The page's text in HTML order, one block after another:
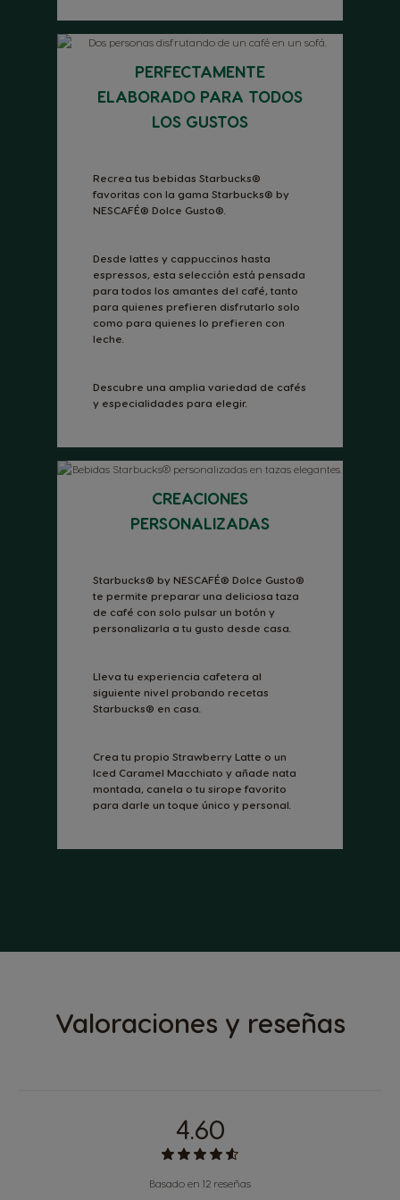
PERFECTAMENTE
ELABORADO PARA TODOS
LOS GUSTOS
Recrea tus bebidas Starbucks®
favoritas con la gama Starbucks® by
NESCAFÉ® Dolce Gusto®.
Desde lattes y cappuccinos hasta
espressos, esta selección está pensada
para todos los amantes del café, tanto
para quienes prefieren disfrutarlo solo
como para quienes lo prefieren con
leche.
Descubre una amplia variedad de cafés
y especialidades para elegir.
CREACIONES
PERSONALIZADAS
Starbucks® by NESCAFÉ® Dolce Gusto®
te permite preparar una deliciosa taza
de café con solo pulsar un botón y
personalizarla a tu gusto desde casa.
Lleva tu experiencia cafetera al
siguiente nivel probando recetas
Starbucks® en casa.
Crea tu propio Strawberry Latte o un
Iced Caramel Macchiato y añade nata
montada, canela o tu sirope favorito
para darle un toque único y personal.
Valoraciones y reseñas
4.60
Basado en 12 reseñas